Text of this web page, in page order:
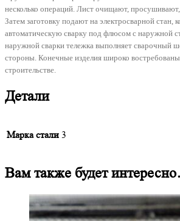
несколько операций. Лист очищают,
Затем заготовку подают на электросварной стан,
автоматическую сварку под флюсом с наружной
наружной сварки тележка выполняет сварочный
стороны. Конечные изделия широко
строительстве.
Детали
Марка стали 3
Вам также будет